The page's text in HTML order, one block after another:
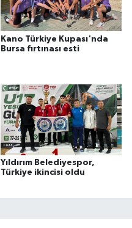
Kano Türkiye Kupası'nda
Bursa fırtınası esti
Yıldırım Belediyespor,
Türkiye ikincisi oldu